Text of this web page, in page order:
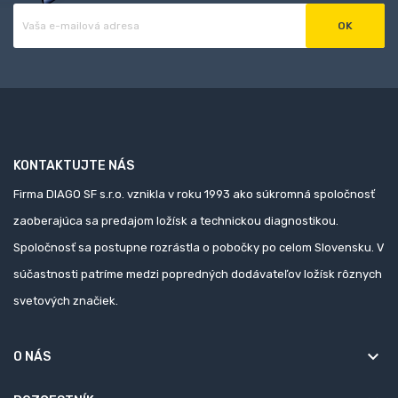
KONTAKTUJTE NÁS
Firma DIAGO SF s.r.o. vznikla v roku 1993 ako súkromná spoločnosť
zaoberajúca sa predajom ložísk a technickou diagnostikou.
Spoločnosť sa postupne rozrástla o pobočky po celom Slovensku. V
súčastnosti patríme medzi popredných dodávateľov ložísk rôznych
svetových značiek.
O NÁS keyboard_arrow_down